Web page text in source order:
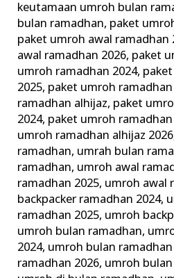
keutamaan umroh bulan
bulan ramadhan, paket
paket umroh awal ramadhan
awal ramadhan 2026, paket
umroh ramadhan 2024,
2025, paket umroh ramadhan
ramadhan alhijaz, paket
2024, paket umroh
umroh ramadhan alhijaz 2026
ramadhan, umrah bulan
ramadhan, umroh awal
ramadhan 2025, umroh awal
backpacker ramadhan 2024,
ramadhan 2025, umroh
umroh bulan ramadhan,
2024, umroh bulan ramadhan
ramadhan 2026, umroh